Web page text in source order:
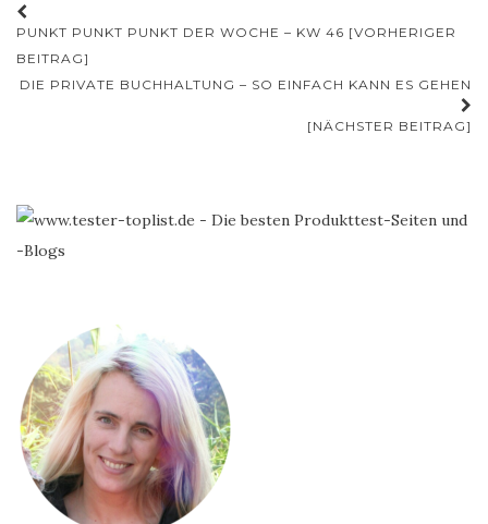
Beitrags-
Navigation
PUNKT PUNKT PUNKT DER WOCHE – KW 46 [VORHERIGER
BEITRAG]
DIE PRIVATE BUCHHALTUNG – SO EINFACH KANN ES GEHEN
[NÄCHSTER BEITRAG]